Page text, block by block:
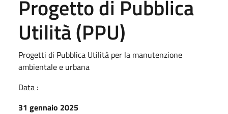
Progetto di Pubblica
Utilità (PPU)
Progetti di Pubblica Utilità per la manutenzione
ambientale e urbana
Data :
31 gennaio 2025